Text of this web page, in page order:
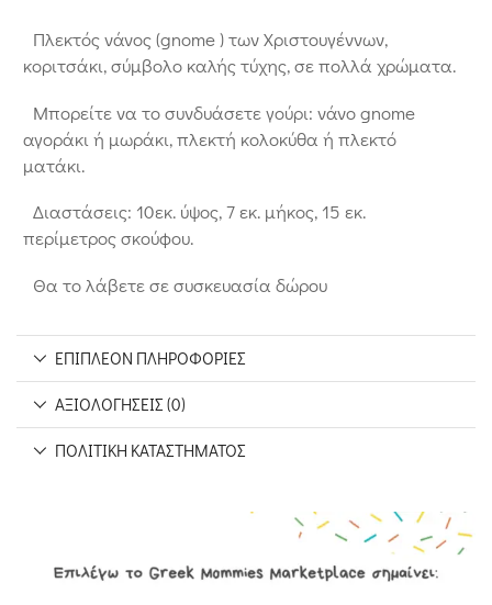
Πλεκτός νάνος (gnome ) των Χριστουγέννων,
κοριτσάκι, σύμβολο καλής τύχης, σε πολλά χρώματα.
Μπορείτε να το συνδυάσετε γούρι: νάνο gnome
αγοράκι ή μωράκι, πλεκτή κολοκύθα ή πλεκτό
ματάκι.
Διαστάσεις: 10εκ. ύψος, 7 εκ. μήκος, 15 εκ.
περίμετρος σκούφου.
Θα το λάβετε σε συσκευασία δώρου
ΕΠΙΠΛΈΟΝ ΠΛΗΡΟΦΟΡΊΕΣ
ΑΞΙΟΛΟΓΉΣΕΙΣ (0)
ΠΟΛΙΤΙΚΉ ΚΑΤΑΣΤΉΜΑΤΟΣ